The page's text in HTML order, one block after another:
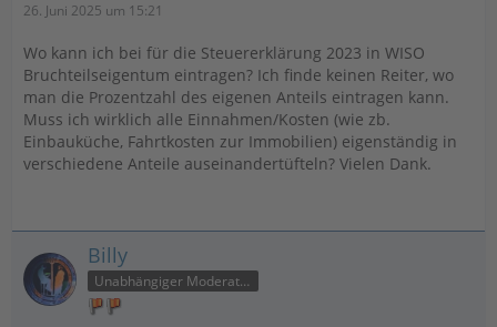
26. Juni 2025 um 15:21
Wo kann ich bei für die Steuererklärung 2023 in WISO
Bruchteilseigentum eintragen? Ich finde keinen Reiter, wo
man die Prozentzahl des eigenen Anteils eintragen kann.
Muss ich wirklich alle Einnahmen/Kosten (wie zb.
Einbauküche, Fahrtkosten zur Immobilien) eigenständig in
verschiedene Anteile auseinandertüfteln? Vielen Dank.
Billy
Unabhängiger Moderator